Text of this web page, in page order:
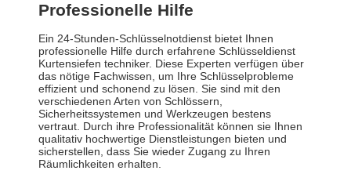
Professionelle Hilfe
Ein 24-Stunden-Schlüsselnotdienst bietet Ihnen
professionelle Hilfe durch erfahrene Schlüsseldienst
Kurtensiefen techniker. Diese Experten verfügen über
das nötige Fachwissen, um Ihre Schlüsselprobleme
effizient und schonend zu lösen. Sie sind mit den
verschiedenen Arten von Schlössern,
Sicherheitssystemen und Werkzeugen bestens
vertraut. Durch ihre Professionalität können sie Ihnen
qualitativ hochwertige Dienstleistungen bieten und
sicherstellen, dass Sie wieder Zugang zu Ihren
Räumlichkeiten erhalten.